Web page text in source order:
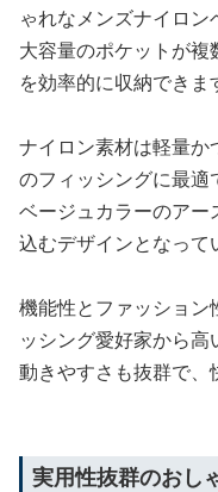
ゃれなメンズナイロン
大容量のポケットが
を効率的に収納できま
ナイロン素材は軽量
のフィッシングに最適
ベージュカラーのア
込むデザインとなって
機能性とファッション
ッシング愛好家から高
動きやすさも抜群で、
実用性抜群のおし